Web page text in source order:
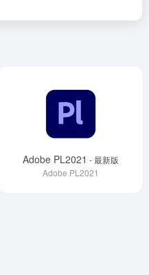
Adobe PL2021 - 最新版
Adobe PL2021